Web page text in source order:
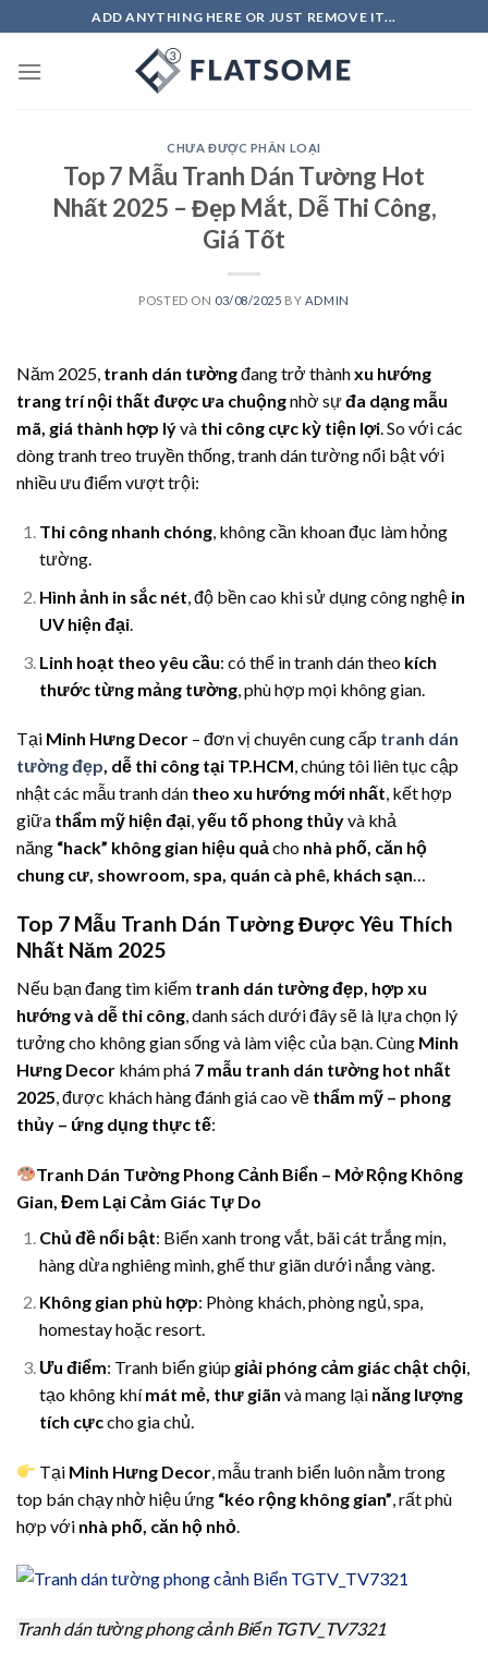
to
content
ADD ANYTHING HERE OR JUST REMOVE IT...
CHƯA ĐƯỢC PHÂN LOẠI
Top 7 Mẫu Tranh Dán Tường Hot
Nhất 2025 – Đẹp Mắt, Dễ Thi Công,
Giá Tốt
POSTED ON 03/08/2025 BY ADMIN
Năm 2025, tranh dán tườngđang trở thànhxu hướng
trang trí nội thất được ưa chuộngnhờ sựđa dạng mẫu
mã, giá thành hợp lývà thi công cực kỳ tiện lợi . So với các
dòng tranh treo truyền thống, tranh dán tường nổi bật với
nhiều ưu điểm vượt trội:
Thi công nhanh chóng, không cần khoan đục làm hỏng
tường.
Hình ảnh in sắc nét, độ bền cao khi sử dụng công nghệ in
UV hiện đại.
Linh hoạt theo yêu cầu: có thể in tranh dán theo kích
thước từng mảng tường, phù hợp mọi không gian.
Tại Minh Hưng Decor – đơn vị chuyên cung cấp tranh dán
tường đẹp, dễ thi công tại TP.HCM, chúng tôi liên tục cập
nhật các mẫu tranh dán theo xu hướng mới nhất, kết hợp
giữa thẩm mỹ hiện đại,yếu tố phong thủyvà khả
năng “hack” không gian hiệu quảcho nhà phố, căn hộ
chung cư, showroom, spa, quán cà phê, khách sạn…
Top 7 Mẫu Tranh Dán Tường Được Yêu Thích
Nhất Năm 2025
Nếu bạn đang tìm kiếm tranh dán tường đẹp, hợp xu
hướng và dễ thi công , danh sách dưới đây sẽ là lựa chọn lý
tưởng cho không gian sống và làm việc của bạn. Cùng Minh
Hưng Decor khám phá 7 mẫu tranh dán tường hot nhất
2025 , được khách hàng đánh giá cao về thẩm mỹ – phong
thủy – ứng dụng thực tế:
Tranh Dán Tường Phong Cảnh Biển – Mở Rộng Không
Gian, Đem Lại Cảm Giác Tự Do
Chủ đề nổi bật: Biển xanh trong vắt, bãi cát trắng mịn,
hàng dừa nghiêng mình, ghế thư giãn dưới nắng vàng.
Không gian phù hợp: Phòng khách, phòng ngủ, spa,
homestay hoặc resort.
Ưu điểm: Tranh biển giúp giải phóng cảm giác chật chội,
tạo không khímát mẻ, thư giãn và mang lại năng lượng
tích cựccho gia chủ.
Tại Minh Hưng Decor , mẫu tranh biển luôn nằm trong
top bán chạy nhờ hiệu ứng “kéo rộng không gian” , rất phù
hợp với nhà phố, căn hộ nhỏ
Tranh dán tường phong cảnh Biển TGTV_TV7321